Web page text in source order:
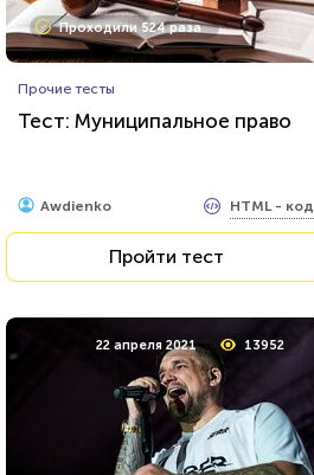
Проходили 524 раза
Прочие тесты
Тест: Муниципальное право
Awdienko HTML - код
Пройти тест
22 апреля 2021 13952